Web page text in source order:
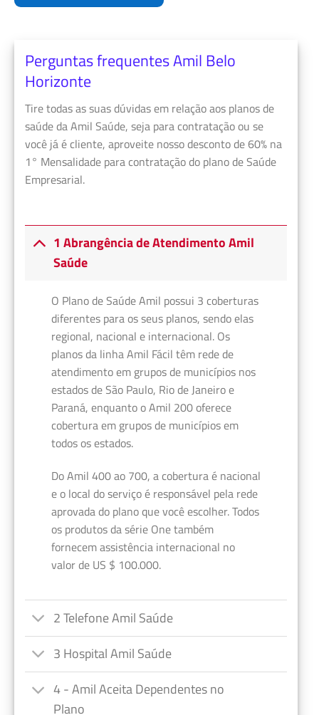
Perguntas frequentes Amil Belo
Horizonte
Tire todas as suas dúvidas em relação aos planos de
saúde da Amil Saúde, seja para contratação ou se
você já é cliente, aproveite nosso desconto de 60% na
1° Mensalidade para contratação do plano de Saúde
Empresarial.
1 Abrangência de Atendimento Amil
Saúde
O Plano de Saúde Amil possui 3 coberturas
diferentes para os seus planos, sendo elas
regional, nacional e internacional. Os
planos da linha Amil Fácil têm rede de
atendimento em grupos de municípios nos
estados de São Paulo, Rio de Janeiro e
Paraná, enquanto o Amil 200 oferece
cobertura em grupos de municípios em
todos os estados.
Do Amil 400 ao 700, a cobertura é nacional
e o local do serviço é responsável pela rede
aprovada do plano que você escolher. Todos
os produtos da série One também
fornecem assistência internacional no
valor de US $ 100.000.
2 Telefone Amil Saúde
3 Hospital Amil Saúde
4 - Amil Aceita Dependentes no
Plano